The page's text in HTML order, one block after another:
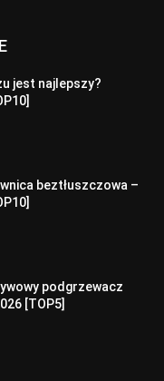
jest najlepszy?
beztłuszczowa –
podgrzewacz
[TOP5]